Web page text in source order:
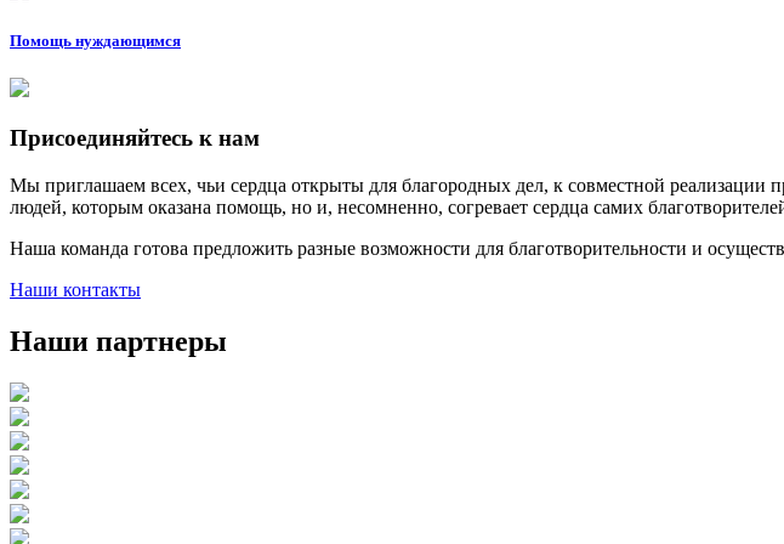
Помощь нуждающимся
Присоединяйтесь к нам
Мы приглашаем всех, чьи сердца открыты для благородных дел, к совместной реализации
людей, которым оказана помощь, но и, несомненно, согревает сердца самих
Наша команда готова предложить разные возможности для благотворительности и
Наши контакты
Наши партнеры